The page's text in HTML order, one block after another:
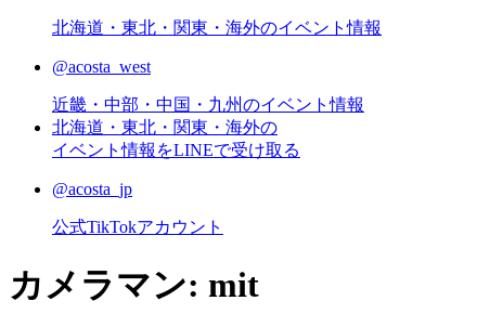
北海道・東北・関東・海外のイベント情報
@acosta_west
近畿・中部・中国・九州のイベント情報
北海道・東北・関東・海外の
イベント情報をLINEで受け取る
@acosta_jp
公式TikTokアカウント
カメラマン: mit